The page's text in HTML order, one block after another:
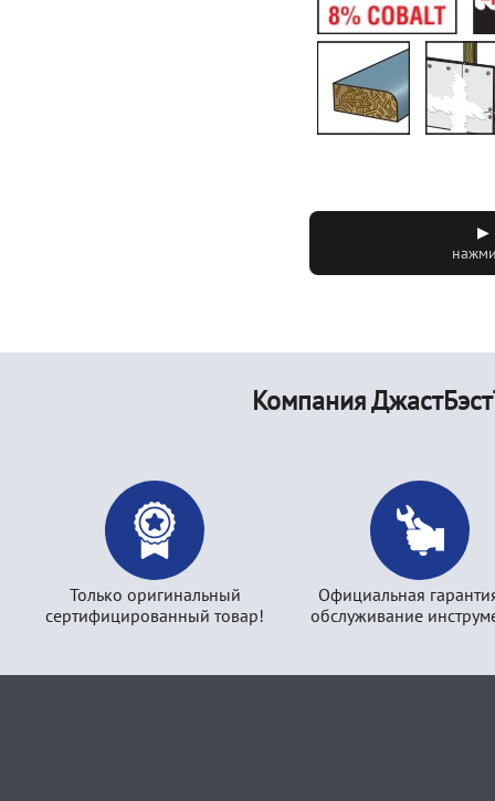
▶
Компания
Только оригинальный
сертифицированный товар!
Официальная
обслуживание